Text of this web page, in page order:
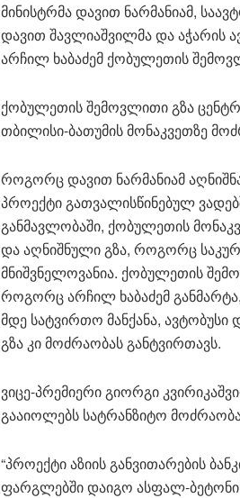
მინისტრმა დავით ნარმანიამ,
დავით შავლიაშვილმა და აჭარის
არჩილ ხაბაძემ ქობულეთის
ქობულეთის შემოვლითი გზა
თბილისი-ბათუმის მონაკვეთზე
როგორც დავით ნარმანიამ
პროექტი გათვალისწინებულ
განმავლობაში, ქობულეთის
და აღნიშნული გზა, როგორც
მნიშვნელოვანია. ქობულეთის
როგორც არჩილ ხაბაძემ
მდე სატვირთო მანქანა,
გზა კი მოძრაობას განტვირთავს.
ვიცე-პრემიერი გიორგი
გააიოლებს სატრანზიტო
“პროექტი აზიის განვითარების
ფარგლებში დაიგო ასფალ-